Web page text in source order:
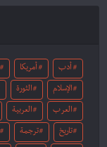
أدب أمريكا
الإسلام الثورة
العرب العربية
تاريخ ترجمة